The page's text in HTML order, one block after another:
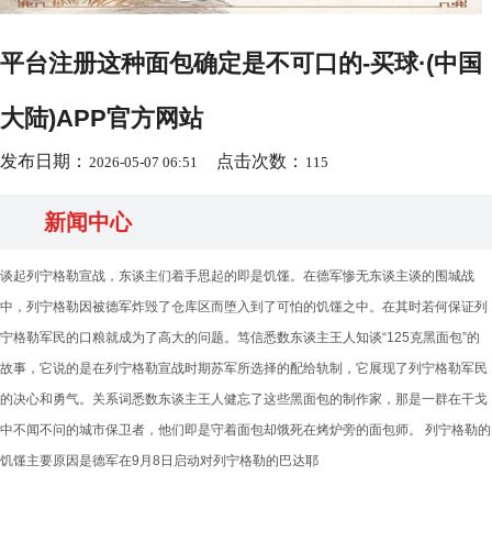
平台注册这种面包确定是不可口的-买球·(中国
大陆)APP官方网站
发布日期： 2026-05-07 06:51 点击次数： 115
新闻中心
谈起列宁格勒宣战，东谈主们着手思起的即是饥馑。在德军惨无东谈主谈的围城战
中，列宁格勒因被德军炸毁了仓库区而堕入到了可怕的饥馑之中。在其时若何保证列
宁格勒军民的口粮就成为了高大的问题。笃信悉数东谈主王人知谈“125克黑面包”的
故事，它说的是在列宁格勒宣战时期苏军所选择的配给轨制，它展现了列宁格勒军民
的决心和勇气。关系词悉数东谈主王人健忘了这些黑面包的制作家，那是一群在干戈
中不闻不问的城市保卫者，他们即是守着面包却饿死在烤炉旁的面包师。 列宁格勒的
饥馑主要原因是德军在9月8日启动对列宁格勒的巴达耶